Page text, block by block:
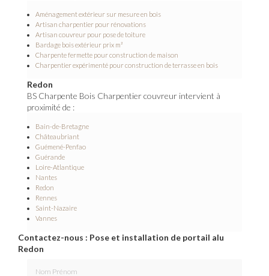
Aménagement extérieur sur mesure en bois
Artisan charpentier pour rénovations
Artisan couvreur pour pose de toiture
Bardage bois extérieur prix m²
Charpente fermette pour construction de maison
Charpentier expérimenté pour construction de terrasse en bois
Redon
BS Charpente Bois Charpentier couvreur intervient à
proximité de :
Bain-de-Bretagne
Châteaubriant
Guémené-Penfao
Guérande
Loire-Atlantique
Nantes
Redon
Rennes
Saint-Nazaire
Vannes
Contactez-nous : Pose et installation de portail alu
Redon